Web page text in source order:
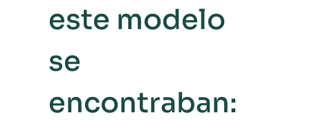
este modelo
se
encontraban: